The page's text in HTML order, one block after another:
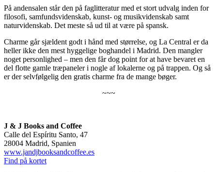
På andensalen står den på faglitteratur med et stort udvalg inden for
filosofi, samfundsvidenskab, kunst- og musikvidenskab samt
naturvidenskab. Det meste så ud til at være på spansk.
Charme går sjældent godt i hånd med størrelse, og La Central er da
heller ikke den mest hyggelige boghandel i Madrid. Den mangler
noget personlighed – men den får dog point for at have bevaret en
del flotte gamle træpaneler i nogle af lokalerne og på trappen. Og så
er der selvfølgelig den gratis charme fra de mange bøger.
~~~
J & J Books and Coffee
Calle del Espíritu Santo, 47
28004 Madrid, Spanien
www.jandjbooksandcoffee.es
Find på kortet